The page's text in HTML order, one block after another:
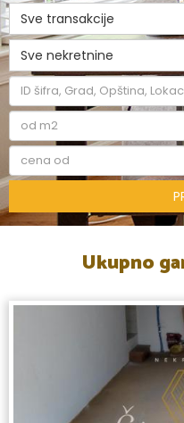
Sve transakcije
Sve nekretnine
Ukupno